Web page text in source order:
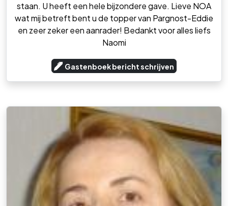
staan. U heeft een hele bijzondere gave. Lieve NOA
wat mij betreft bent u de topper van Pargnost-Eddie
en zeer zeker een aanrader! Bedankt voor alles liefs
Naomi
Gastenboek bericht schrijven